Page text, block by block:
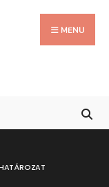
MENUClose